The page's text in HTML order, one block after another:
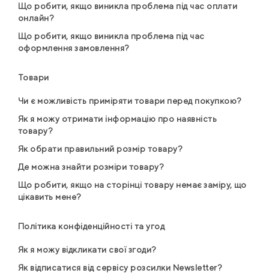
Що робити, якщо виникла проблема під час оплати
онлайн?
Що робити, якщо виникла проблема під час
оформлення замовлення?
Товари
Чи є можливість приміряти товари перед покупкою?
Як я можу отримати інформацію про наявність
товару?
Як обрати правильний розмір товару?
Де можна знайти розміри товару?
Що робити, якщо на сторінці товару немає заміру, що
цікавить мене?
Політика конфіденційності та угод
Як я можу відкликати свої згоди?
Як відписатися від сервісу розсилки Newsletter?